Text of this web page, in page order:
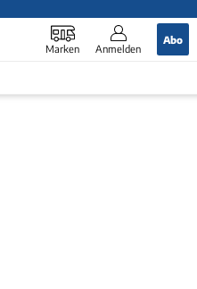
Marken Anmelden
Abo